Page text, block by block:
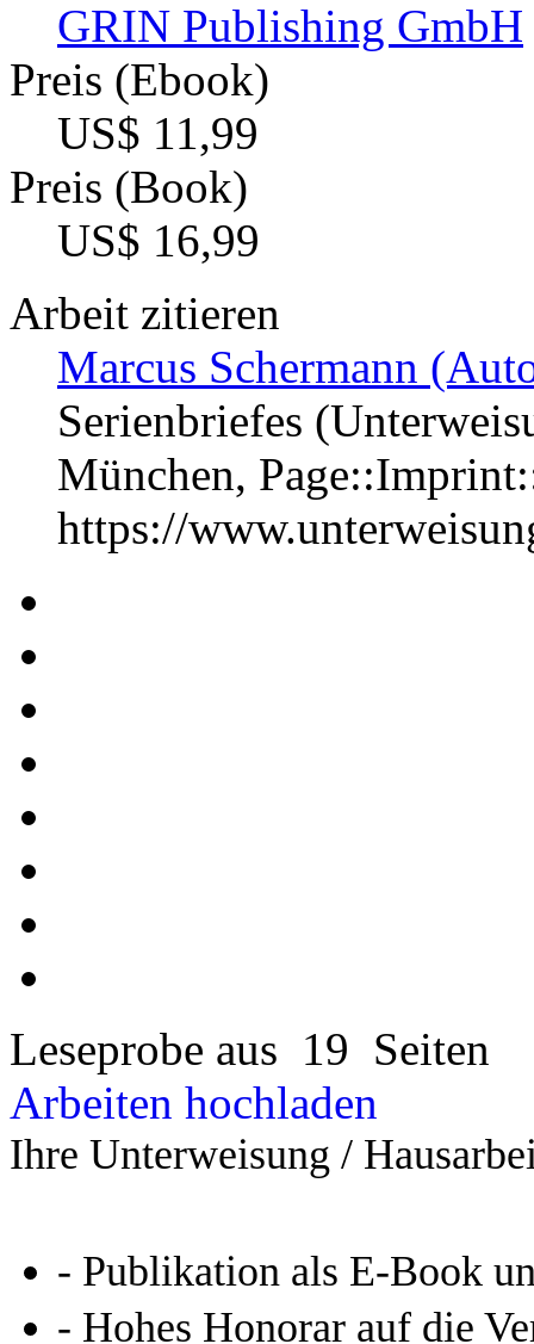
GRIN Publishing GmbH
Preis (Ebook)
US$ 11,99
Preis (Book)
US$ 16,99
Arbeit zitieren
Marcus Schermann
Serienbriefes
München,
https://